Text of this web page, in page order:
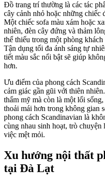
Đồ trang trí thường là các tác
cây cảnh nhỏ hoặc những chiếc
Một chiếc sofa màu xám hoặc
nhiên, đèn cây đứng và thảm
thể thiếu trong một phòng
Tận dụng tối đa ánh sáng tự
tiết màu sắc nổi bật sẽ giúp
hơn.
Ưu điểm của phong cách
cảm giác gần gũi với thiên
thẩm mỹ mà còn là một lối
thoải mái hơn trong không gian
phong cách Scandinavian là
cùng nhau sinh hoạt, trò
việc mệt mỏi.
Xu hướng nội thất
tại Đà Lạt